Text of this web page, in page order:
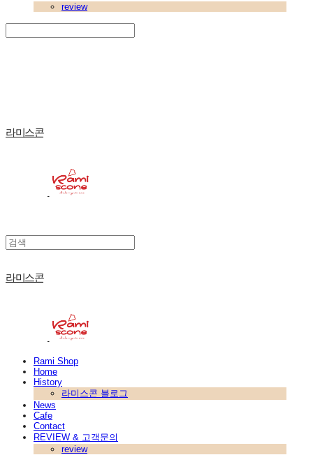
review
라미스콘
라미스콘
Rami Shop
Home
History
라미스콘 블로그
News
Cafe
Contact
REVIEW & 고객문의
review